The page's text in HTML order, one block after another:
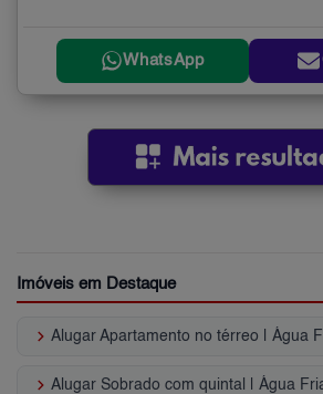
WhatsApp
Imóveis em Destaque
keyboard_arrow_right Alugar Apartamento no térreo | Água
keyboard_arrow_right Alugar Sobrado com quintal | Água